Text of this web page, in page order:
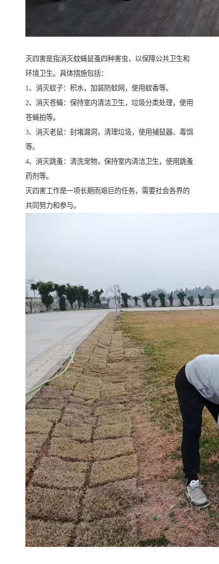
灭四害是指消灭蚊蝇鼠蚤四种害虫，以保障公共卫生和
环境卫生。具体措施包括：
1、消灭蚊子：积水，加装防蚊网，使用蚊香等。
2、消灭苍蝇：保持室内清洁卫生，垃圾分类处理，使用
苍蝇拍等。
3、消灭老鼠：封堵漏洞，清理垃圾，使用捕鼠器、毒饵
等。
4、消灭跳蚤：清洗宠物，保持室内清洁卫生，使用跳蚤
药剂等。
灭四害工作是一项长期而艰巨的任务，需要社会各界的
共同努力和参与。